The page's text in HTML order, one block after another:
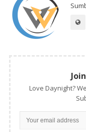
Love Daynight?